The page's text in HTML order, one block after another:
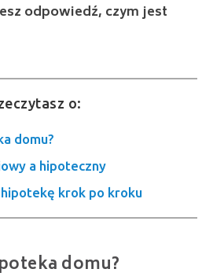
odpowiedź, czym jest
o:
domu?
a hipoteczny
krok po kroku
domu?